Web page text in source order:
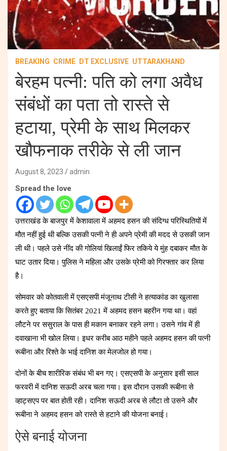
BREAKING CRIME DT EXCLUSIVE UTTARAKHAND
बेरहम पत्नी: पति को लगा अवैध
संबंधों का पता तो रास्ते से
हटाया, प्रेमी के साथ मिलकर
खौफनाक तरीके से ली जान
August 8, 2023 admin
Spread the love
उत्तराखंड के बाजपुर में केशावाला में अहमद हसन की संदिग्ध परिस्थितियों में
मौत नहीं हुई थी बल्कि उसकी पत्नी ने ही अपने प्रेमी की मदद से उसकी जान
ली थी। पहले उसे नींद की गोलियां खिलाईं फिर तकिये ये मुंह दबाकर मौत के
घाट उतार दिया। पुलिस ने महिला और उसके प्रेमी को गिरफ्तार कर लिया
है।
सोमवार को कोतवाली में एसएसपी मंजूनाथ टीसी ने हत्याकांड का खुलासा
करते हुए बताया कि सितंबर 2021 में अहमद हसन बहरीन गया था। वहां
लौटने पर ससुराल के पास ही मकान बनाकर रहने लगा। उसने गांव में ही
दवाखाना भी खोल लिया। इधर करीब आठ महीने पहले अहमद हसन की पत्नी
रूबीना और रिश्ते के भाई दानिश का मेलजोल हो गया।
दोनों के बीच शारीरिक संबंध भी बन गए। एसएसपी के अनुसार इसी साल
फरवरी में दानिश सऊदी अरब चला गया। इस दौरान उसकी रूबीना से
व्हाट्सएप पर बात होती रही। दानिश सऊदी अरब से लौटा तो उसने और
रूबीना ने अहमद हसन को रास्ते से हटाने की योजना बनाई।
ऐसे बनाई योजना